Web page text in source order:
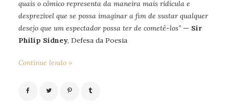
quais o cômico representa da maneira mais ridícula e
desprezível que se possa imaginar a fim de sustar qualquer
desejo que um espectador possa ter de cometê-los” — Sir
Philip Sidney, Defesa da Poesia
Continue lendo »